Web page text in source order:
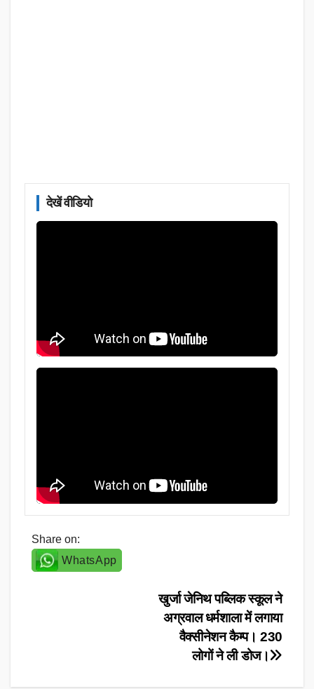
देखें वीडियो
Share on:
WhatsApp
खुर्जा जेनिथ पब्लिक स्कूल ने
अग्रवाल धर्मशाला में लगाया
वैक्सीनेशन कैम्प। 230
लोगों ने ली डोज।